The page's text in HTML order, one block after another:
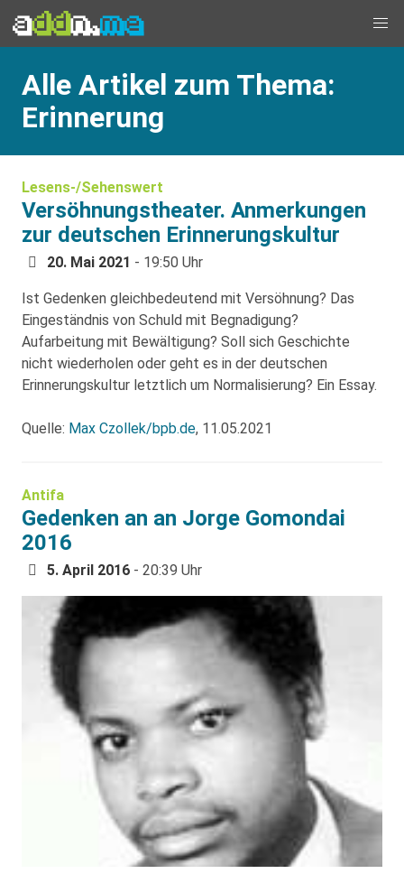
Alle Artikel zum Thema:
Erinnerung
Lesens-/Sehenswert
Versöhnungstheater. Anmerkungen
zur deutschen Erinnerungskultur
20. Mai 2021 - 19:50 Uhr
Ist Gedenken gleichbedeutend mit Versöhnung? Das
Eingeständnis von Schuld mit Begnadigung?
Aufarbeitung mit Bewältigung? Soll sich Geschichte
nicht wiederholen oder geht es in der deutschen
Erinnerungskultur letztlich um Normalisierung? Ein Essay.
Quelle: Max Czollek/bpb.de, 11.05.2021
Antifa
Gedenken an an Jorge Gomondai
2016
5. April 2016 - 20:39 Uhr